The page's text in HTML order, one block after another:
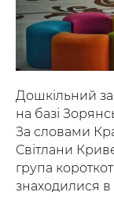
Дошкільний
на базі
За словами
Світлани
група
знаходилися в